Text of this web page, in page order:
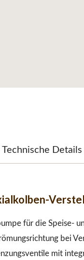
Details
für die Speise-
bei
mit